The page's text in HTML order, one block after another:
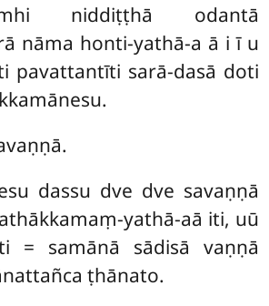
niddiṭṭhā odantā
nāma honti-yathā-a ā i ī u
pavattantīti sarā-dasā doti
dassu dve dve savaṇṇā
yathā-aā iti, uū
samānā sādisā vaṇṇā
ṭhānato.